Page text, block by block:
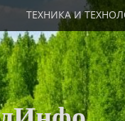
ТЕХНИКА И